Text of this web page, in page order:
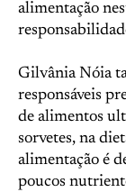
alimentação
Gilvânia Nóia
responsáveis
de alimentos
sorvetes, na
alimentação é
poucos